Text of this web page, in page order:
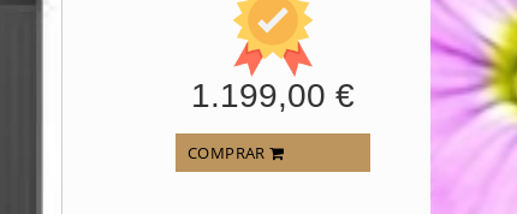
1.199,00 €
COMPRAR